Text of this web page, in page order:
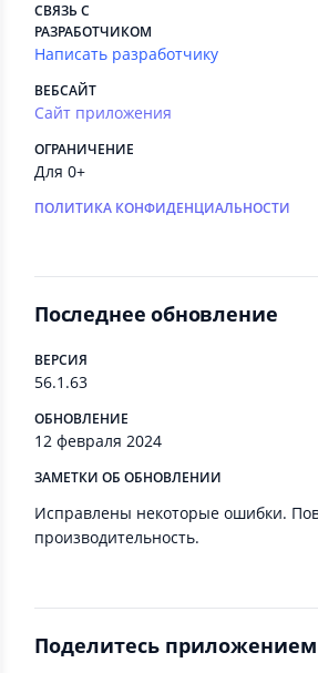
СВЯЗЬ С
РАЗРАБОТЧИКОМ
Написать разработчику
ВЕБСАЙТ
Сайт приложения
ОГРАНИЧЕНИЕ
Для 0+
ПОЛИТИКА КОНФИДЕНЦИАЛЬНОСТИ
Последнее обновление
ВЕРСИЯ
56.1.63
ОБНОВЛЕНИЕ
12 февраля 2024
ЗАМЕТКИ ОБ ОБНОВЛЕНИИ
Исправлены некоторые ошибки.
производительность.
Поделитесь приложением